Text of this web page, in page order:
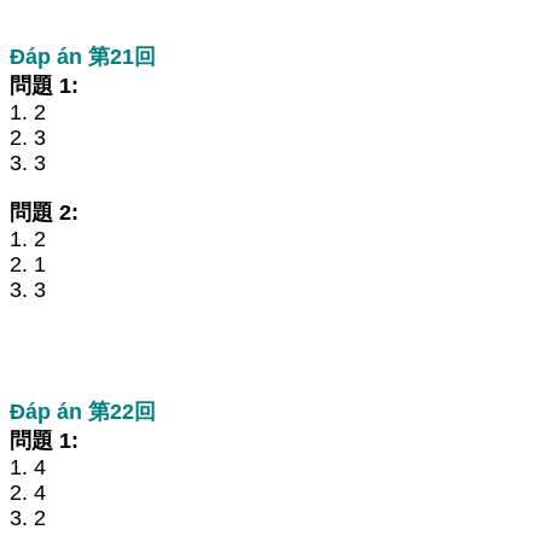
Đáp án 第21回
問題 1:
1. 2
2. 3
3. 3
問題 2:
1. 2
2. 1
3. 3
Đáp án 第22回
問題 1:
1. 4
2. 4
3. 2